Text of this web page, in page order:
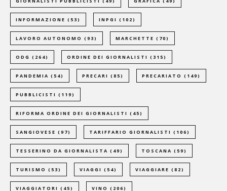
INFORMAZIONE (53) INPGI (102)
LAVORO AUTONOMO (93) MARCHETTE (70)
ODG (264) ORDINE DEI GIORNALISTI (315)
PANDEMIA (54) PRECARI (85) PRECARIATO (149)
PUBBLICISTI (119)
RIFORMA ORDINE DEI GIORNALISTI (45)
SANGIOVESE (97) TARIFFARIO GIORNALISTI (106)
TESSERINO DA GIORNALISTA (49) TOSCANA (59)
TURISMO (53) VIAGGI (54) VIAGGIARE (82)
VIAGGIATORI (45) VINO (206)